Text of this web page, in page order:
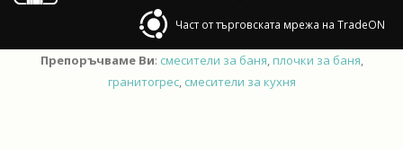
Част от търговската мрежа на TradeON
Препоръчваме Ви: смесители за баня, плочки за баня,
гранитогрес, смесители за кухня